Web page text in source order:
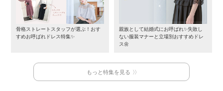
骨格ストレートスタッフが選ぶ！おす
すめお呼ばれドレス特集✨
親族として結婚式にお呼ばれ✨失敗し
ない服装マナーと立場別おすすめドレ
ス🌼
もっと特集を見る